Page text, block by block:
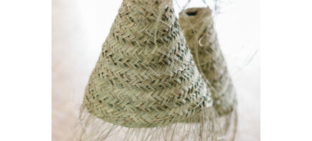
Suspension triangle « Raïra »
13,00€